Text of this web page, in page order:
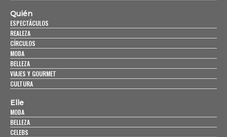
Quién
ESPECTÁCULOS
REALEZA
CÍRCULOS
MODA
BELLEZA
VIAJES Y GOURMET
CULTURA
Elle
MODA
BELLEZA
CELEBS